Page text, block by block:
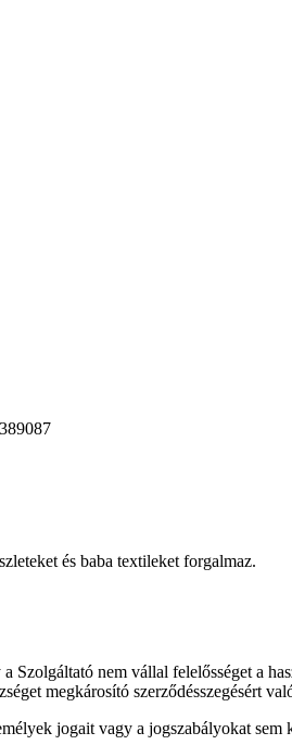
és baba textileket forgalmaz.
Szolgáltató nem vállal felelősséget a
megkárosító szerződésszegésért
jogait vagy a jogszabályokat sem